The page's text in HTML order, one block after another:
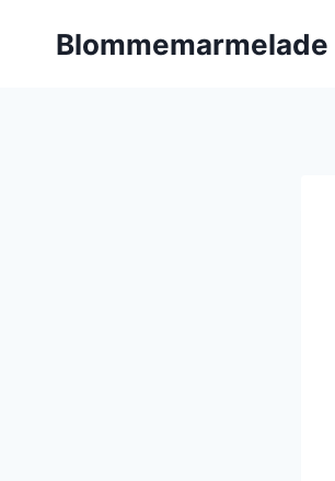
Blommemarmelade